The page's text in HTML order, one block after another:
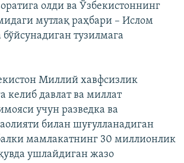
олди ва Ўзбекистоннинг
мутлақ раҳбари – Ислом
тузилмага
Миллий хавфсизлик
келиб давлат ва миллат
учун разведка ва
билан шуғулланадиган
мамлакатнинг 30 миллионлик
ушлайдиган жазо